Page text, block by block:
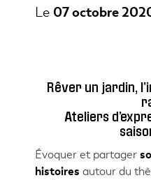
Le 07 octobre
Rêver un jardin,
Ateliers
Évoquer et partager
histoires autour du